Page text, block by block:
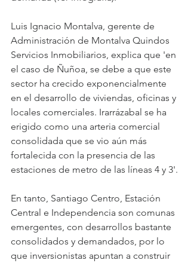
Luis Ignacio Montalva, gerente de
Administración de Montalva Quindos
Servicios Inmobiliarios, explica que 'en
el caso de Ñuñoa, se debe a que este
sector ha crecido exponencialmente
en el desarrollo de viviendas, oficinas y
locales comerciales. Irarrázabal se ha
erigido como una arteria comercial
consolidada que se vio aún más
fortalecida con la presencia de las
estaciones de metro de las líneas 4 y 3'.
En tanto, Santiago Centro, Estación
Central e Independencia son comunas
emergentes, con desarrollos bastante
consolidados y demandados, por lo
que inversionistas apuntan a construir